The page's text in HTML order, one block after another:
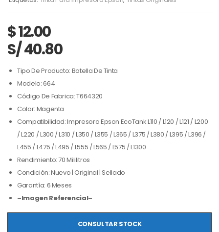
$12.00
S/ 40.80
Tipo De Producto: Botella De Tinta
Modelo: 664
Código De Fabrica: T664320
Color: Magenta
Compatibilidad: Impresora Epson EcoTank L110 / L120 / L121 / L200
/ L220 / L300 / L310 / L350 / L355 / L365 / L375 / L380 / L395 / L396 /
L455 / L475 / L495 / L555 / L565 / L575 / L1300
Rendimiento: 70 Mililitros
Condición: Nuevo | Original | Sellado
Garantía: 6 Meses
–Imagen Referencial–
CONSULTAR STOCK